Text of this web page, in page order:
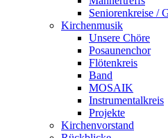
Seniorenkreise /
Kirchenmusik
Unsere Chöre
Posaunenchor
Flötenkreis
Band
MOSAIK
Instrumentalkreis
Projekte
Kirchenvorstand